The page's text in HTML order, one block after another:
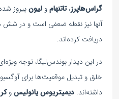
گراس‌هاپرز،تاتنهامولیونپیروز
آنها نیز نقطه ضعفی است و در شش
دریافت کرده‌اند.
در این دیدار بوندس‌لیگا، توجه
خلق و تبدیل موقعیت‌ها برای
داشته‌اند.دیمیتریوس یانولیسو